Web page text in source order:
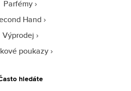
Parfémy
Hand
Výprodej
poukazy
hledáte